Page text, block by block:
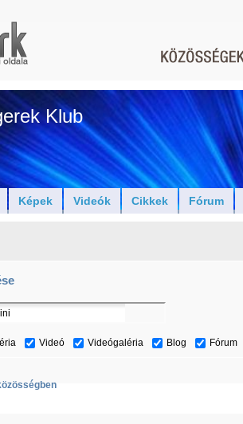
Klub
Képek Videók Cikkek Fórum
Videó Videógaléria Blog Fórum